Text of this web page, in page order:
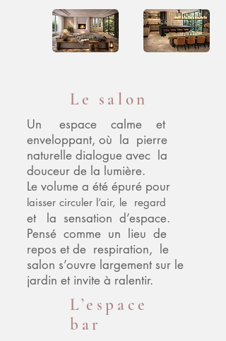
Le salon
Un espace calme et
enveloppant, où la pierre
naturelle dialogue avec la
douceur de la lumière.
Le volume a été épuré pour
laisser circuler l’air, le regard
et la sensation d’espace.
Pensé comme un lieu de
repos et de respiration, le
salon s’ouvre largement sur le
jardin et invite à ralentir.
L’espace
bar